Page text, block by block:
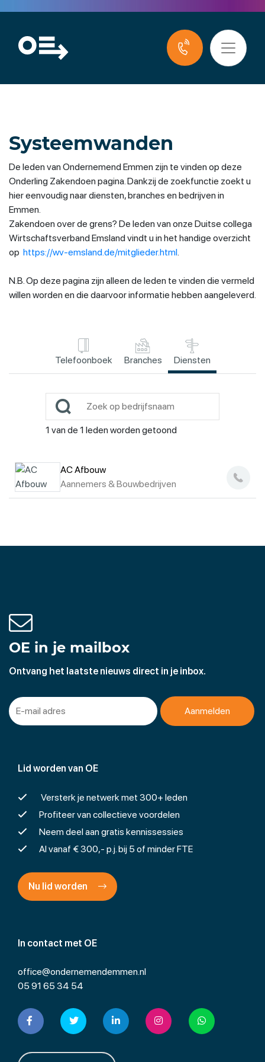
Systeemwanden
De leden van Ondernemend Emmen zijn te vinden op deze
Onderling Zakendoen pagina. Dankzij de zoekfunctie zoekt u
hier eenvoudig naar diensten, branches en bedrijven in
Emmen.
Zakendoen over de grens? De leden van onze Duitse collega
Wirtschaftsverband Emsland vindt u in het handige overzicht
op https://wv-emsland.de/mitglieder.html.
N.B. Op deze pagina zijn alleen de leden te vinden die vermeld
willen worden en die daarvoor informatie hebben aangeleverd.
Telefoonboek Branches Diensten
1 van de 1 leden worden getoond
AC Afbouw
Aannemers & Bouwbedrijven
In contact met OE
office@ondernemendemmen.nl
05 91 65 34 54
Lid worden van OE
Versterk je netwerk met 300+ leden
Profiteer van collectieve voordelen
Neem deel aan gratis kennissessies
Al vanaf € 300,- p.j. bij 5 of minder FTE
Nu lid worden
OE in je mailbox
Ontvang het laatste nieuws direct in je inbox.